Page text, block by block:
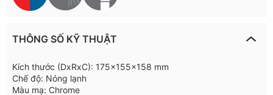
THÔNG SỐ KỸ THUẬT
Kích thước (DxRxC): 175x155x158 mm
Chế độ: Nóng lạnh
Màu mạ: Chrome